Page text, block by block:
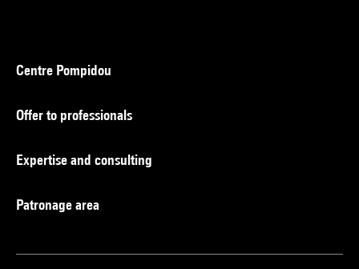
Centre Pompidou
Offer to professionals
Expertise and consulting
Patronage area